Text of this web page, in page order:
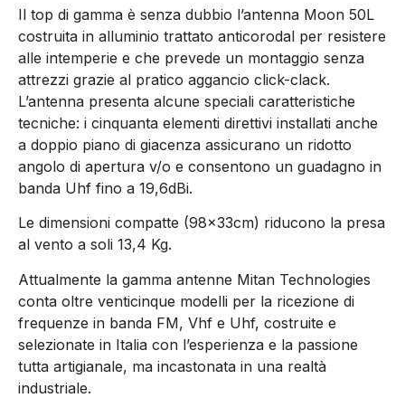
Il top di gamma è senza dubbio l’antenna Moon 50L
costruita in alluminio trattato anticorodal per resistere
alle intemperie e che prevede un montaggio senza
attrezzi grazie al pratico aggancio click-clack.
L’antenna presenta alcune speciali caratteristiche
tecniche: i cinquanta elementi direttivi installati anche
a doppio piano di giacenza assicurano un ridotto
angolo di apertura v/o e consentono un guadagno in
banda Uhf fino a 19,6dBi.
Le dimensioni compatte (98x33cm) riducono la presa
al vento a soli 13,4 Kg.
Attualmente la gamma antenne Mitan Technologies
conta oltre venticinque modelli per la ricezione di
frequenze in banda FM, Vhf e Uhf, costruite e
selezionate in Italia con l’esperienza e la passione
tutta artigianale, ma incastonata in una realtà
industriale.